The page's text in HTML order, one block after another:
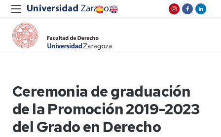
Ceremonia de graduación
de la Promoción 2019-2023
del Grado en Derecho